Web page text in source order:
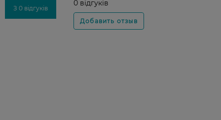
З 0 відгуків
0 відгуків